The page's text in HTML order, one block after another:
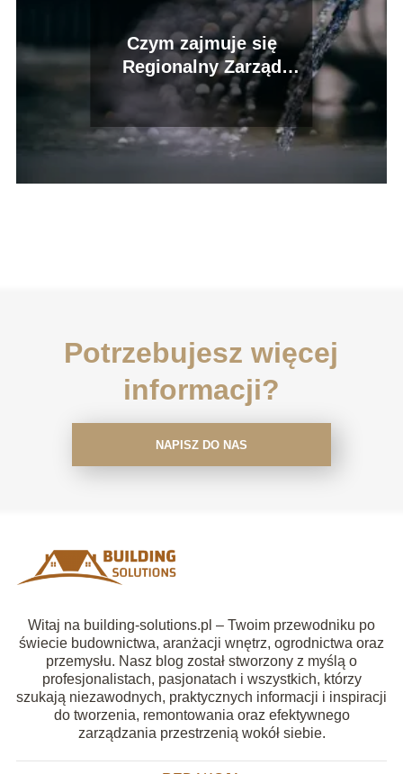
Czym zajmuje się
Regionalny Zarząd
Gospodarki Wodnej?
Potrzebujesz więcej
informacji?
NAPISZ DO NAS
Witaj na building-solutions.pl – Twoim przewodniku po
świecie budownictwa, aranżacji wnętrz, ogrodnictwa oraz
przemysłu. Nasz blog został stworzony z myślą o
profesjonalistach, pasjonatach i wszystkich, którzy
szukają niezawodnych, praktycznych informacji i inspiracji
do tworzenia, remontowania oraz efektywnego
zarządzania przestrzenią wokół siebie.